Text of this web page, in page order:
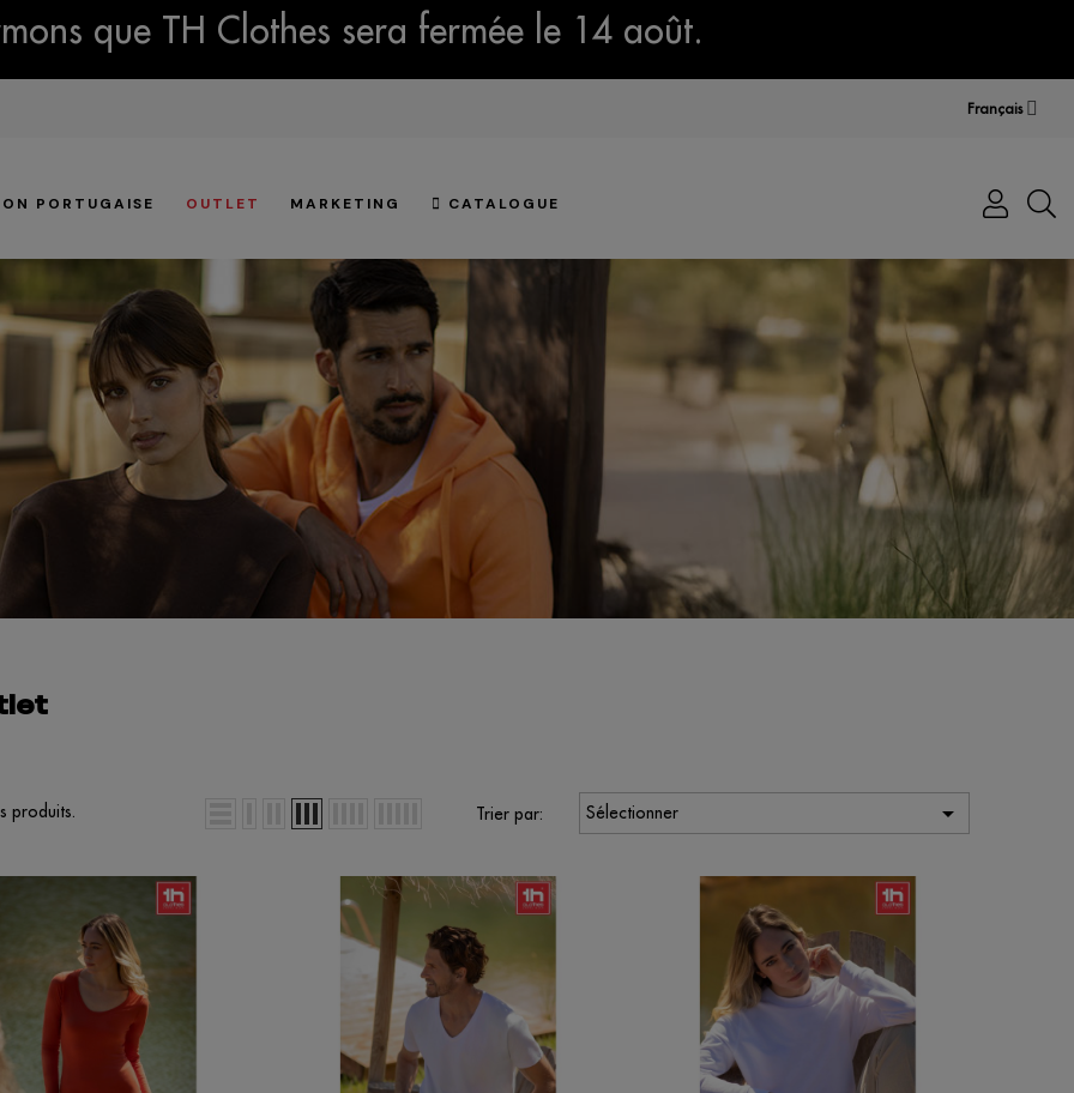
que TH Clothes sera fermée le 14 août.
Français
PORTUGAISE OUTLET MARKETING CATALOGUE
produits. Trier par: Sélectionner 